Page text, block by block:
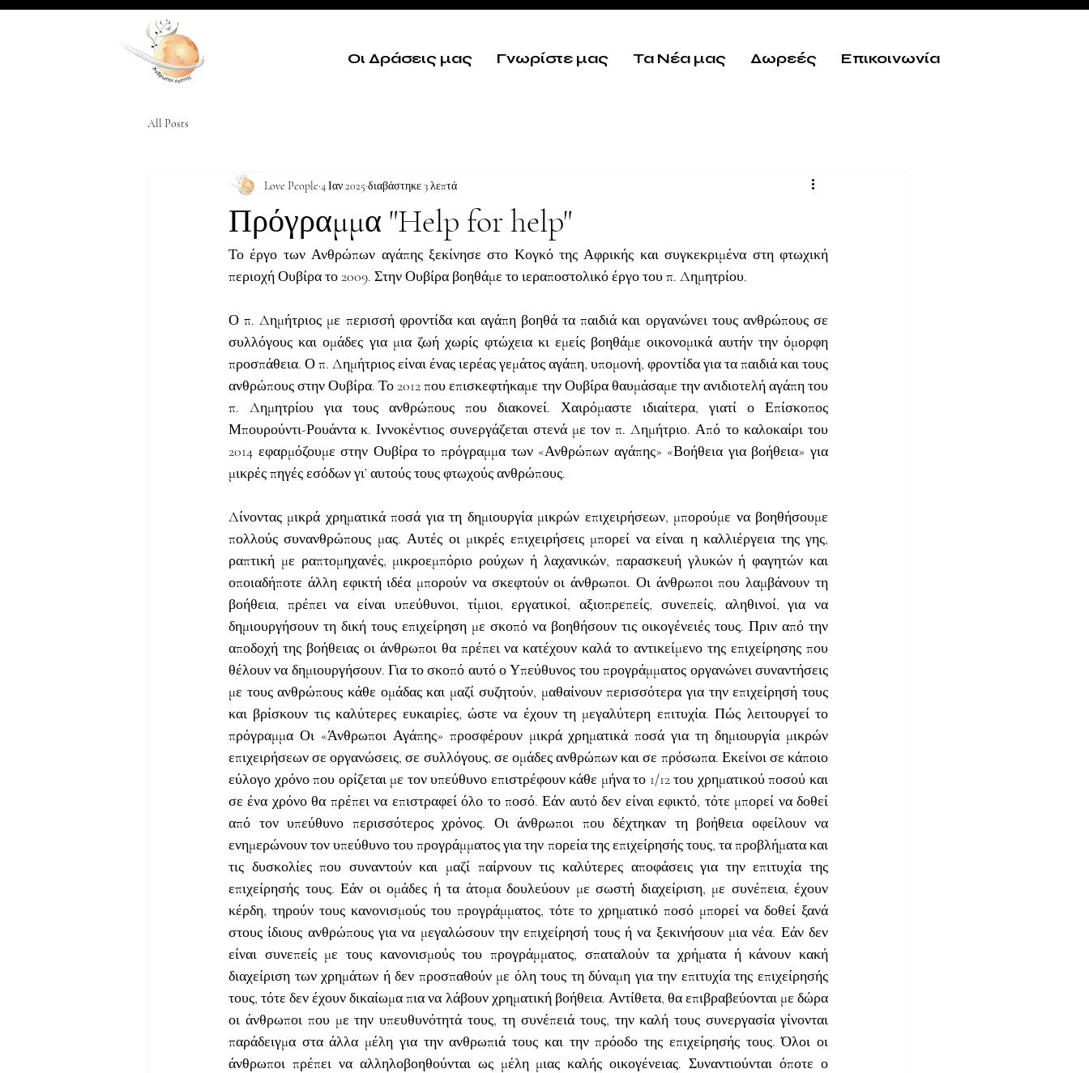
Οι Δράσεις μας Γνωρίστε μας Τα Νέα μας Δωρεές Επικοινωνία
All Posts
Πρόγραμμα "Help for help"
Love People 4 Ιαν 2025 διαβάστηκε 3 λεπτά
Το έργο των Ανθρώπων αγάπης ξεκίνησε στο Κογκό της Αφρικής και συγκεκριμένα στη φτωχική
περιοχή Ουβίρα το 2009. Στην Ουβίρα βοηθάμε το ιεραποστολικό έργο του π. Δημητρίου.
Ο π. Δημήτριος με περισσή φροντίδα και αγάπη βοηθά τα παιδιά και οργανώνει τους ανθρώπους σε
συλλόγους και ομάδες για μια ζωή χωρίς φτώχεια κι εμείς βοηθάμε οικονομικά αυτήν την όμορφη
προσπάθεια. Ο π. Δημήτριος είναι ένας ιερέας γεμάτος αγάπη, υπομονή, φροντίδα για τα παιδιά και τους
ανθρώπους στην Ουβίρα. Το 2012 που επισκεφτήκαμε την Ουβίρα θαυμάσαμε την ανιδιοτελή αγάπη του
π. Δημητρίου για τους ανθρώπους που διακονεί. Χαιρόμαστε ιδιαίτερα, γιατί ο Επίσκοπος
Μπουρούντι-Ρουάντα κ. Ιννοκέντιος συνεργάζεται στενά με τον π. Δημήτριο. Από το καλοκαίρι του
2014 εφαρμόζουμε στην Ουβίρα το πρόγραμμα των «Ανθρώπων αγάπης» «Βοήθεια για βοήθεια» για
μικρές πηγές εσόδων γι’ αυτούς τους φτωχούς ανθρώπους.
Δίνοντας μικρά χρηματικά ποσά για τη δημιουργία μικρών επιχειρήσεων, μπορούμε να βοηθήσουμε
πολλούς συνανθρώπους μας. Αυτές οι μικρές επιχειρήσεις μπορεί να είναι η καλλιέργεια της γης,
ραπτική με ραπτομηχανές, μικροεμπόριο ρούχων ή λαχανικών, παρασκευή γλυκών ή φαγητών και
οποιαδήποτε άλλη εφικτή ιδέα μπορούν να σκεφτούν οι άνθρωποι. Οι άνθρωποι που λαμβάνουν τη
βοήθεια, πρέπει να είναι υπεύθυνοι, τίμιοι, εργατικοί, αξιοπρεπείς, συνεπείς, αληθινοί, για να
δημιουργήσουν τη δική τους επιχείρηση με σκοπό να βοηθήσουν τις οικογένειές τους. Πριν από την
αποδοχή της βοήθειας οι άνθρωποι θα πρέπει να κατέχουν καλά το αντικείμενο της επιχείρησης που
θέλουν να δημιουργήσουν. Για το σκοπό αυτό ο Υπεύθυνος του προγράμματος οργανώνει συναντήσεις
με τους ανθρώπους κάθε ομάδας και μαζί συζητούν, μαθαίνουν περισσότερα για την επιχείρησή τους
και βρίσκουν τις καλύτερες ευκαιρίες, ώστε να έχουν τη μεγαλύτερη επιτυχία. Πώς λειτουργεί το
πρόγραμμα Οι «Άνθρωποι Αγάπης» προσφέρουν μικρά χρηματικά ποσά για τη δημιουργία μικρών
επιχειρήσεων σε οργανώσεις, σε συλλόγους, σε ομάδες ανθρώπων και σε πρόσωπα. Εκείνοι σε κάποιο
εύλογο χρόνο που ορίζεται με τον υπεύθυνο επιστρέφουν κάθε μήνα το 1/12 του χρηματικού ποσού και
σε ένα χρόνο θα πρέπει να επιστραφεί όλο το ποσό. Εάν αυτό δεν είναι εφικτό, τότε μπορεί να δοθεί
από τον υπεύθυνο περισσότερος χρόνος. Οι άνθρωποι που δέχτηκαν τη βοήθεια οφείλουν να
ενημερώνουν τον υπεύθυνο του προγράμματος για την πορεία της επιχείρησής τους, τα προβλήματα και
τις δυσκολίες που συναντούν και μαζί παίρνουν τις καλύτερες αποφάσεις για την επιτυχία της
επιχείρησής τους. Εάν οι ομάδες ή τα άτομα δουλεύουν με σωστή διαχείριση, με συνέπεια, έχουν
κέρδη, τηρούν τους κανονισμούς του προγράμματος, τότε το χρηματικό ποσό μπορεί να δοθεί ξανά
στους ίδιους ανθρώπους για να μεγαλώσουν την επιχείρησή τους ή να ξεκινήσουν μια νέα. Εάν δεν
είναι συνεπείς με τους κανονισμούς του προγράμματος, σπαταλούν τα χρήματα ή κάνουν κακή
διαχείριση των χρημάτων ή δεν προσπαθούν με όλη τους τη δύναμη για την επιτυχία της επιχείρησής
τους, τότε δεν έχουν δικαίωμα πια να λάβουν χρηματική βοήθεια. Αντίθετα, θα επιβραβεύονται με δώρα
οι άνθρωποι που με την υπευθυνότητά τους, τη συνέπειά τους, την καλή τους συνεργασία γίνονται
παράδειγμα στα άλλα μέλη για την ανθρωπιά τους και την πρόοδο της επιχείρησής τους. Όλοι οι
άνθρωποι πρέπει να αλληλοβοηθούνται ως μέλη μιας καλής οικογένειας. Συναντιούνται όποτε ο